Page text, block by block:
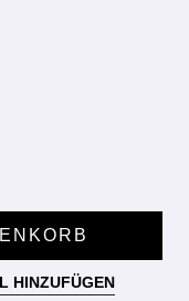
GEWÜNSCHTEN
HINZUFÜGEN